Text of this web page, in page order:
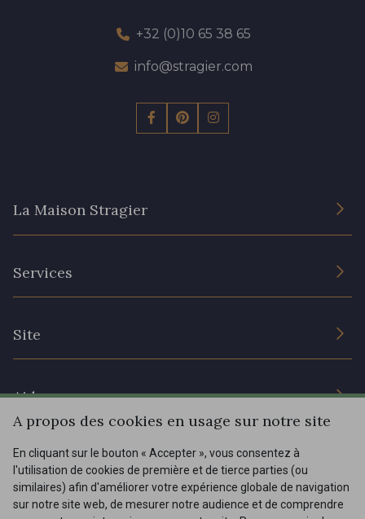
+32 (0)10 65 38 65
info@stragier.com
La Maison Stragier
Services
Site
Prix réduits
Aide
Livraison : France, Belgique, International
Retours & réclamations
FAQ - Questions fréquentes
Menu
Tous nos tissus
A propos des cookies en usage sur notre site
En cliquant sur le bouton « Accepter », vous consentez à
l'utilisation de cookies de première et de tierce parties (ou
similaires) afin d'améliorer votre expérience globale de navigation
sur notre site web, de mesurer notre audience et de comprendre